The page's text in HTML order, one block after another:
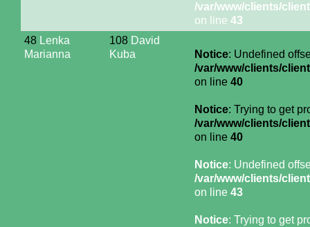
/var/www/clients/
on line 43
48 Lenka
Marianna
108 David
Kuba
Notice: Undefined
/var/www/clients/
on line 40
Notice: Trying to get
/var/www/clients/
on line 40
Notice: Undefined
/var/www/clients/
on line 43
Notice: Trying to get